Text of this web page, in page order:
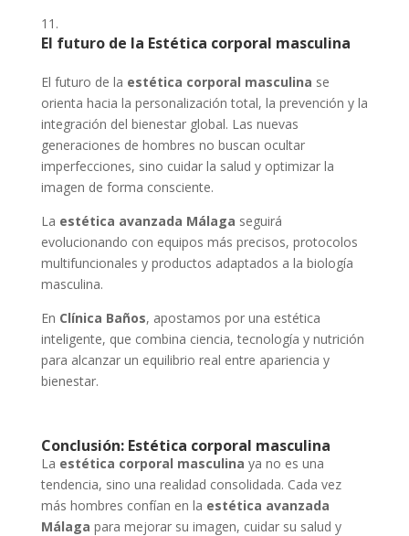
El futuro de la Estética corporal masculina
El futuro de la estética corporal masculina se
orienta hacia la personalización total, la prevención y la
integración del bienestar global. Las nuevas
generaciones de hombres no buscan ocultar
imperfecciones, sino cuidar la salud y optimizar la
imagen de forma consciente.
La estética avanzada Málaga seguirá
evolucionando con equipos más precisos, protocolos
multifuncionales y productos adaptados a la biología
masculina.
En Clínica Baños, apostamos por una estética
inteligente, que combina ciencia, tecnología y nutrición
para alcanzar un equilibrio real entre apariencia y
bienestar.
Conclusión: Estética corporal masculina
La estética corporal masculina ya no es una
tendencia, sino una realidad consolidada. Cada vez
más hombres confían en la estética avanzada
Málaga para mejorar su imagen, cuidar su salud y